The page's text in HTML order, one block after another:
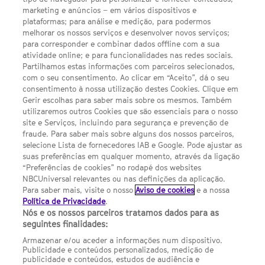
LINKS ÚTEIS
Escolhas de Anúncios
Política de privacidade
Termos E Condições
FILMES
UMA DIVISÃO DA NBCUNIVERSAL
Contact us by email: contact.SYFYPortugal@ncbuni.com
NBC Universal Global Networks España S.L.U. is wholly owned
by Universal Studios International BV
NBC Universal Global Networks, S.L.U. Paseo de la Castellana,
95. Planta 10 Edificio Torre Europa 28046 Madrid B-82227893
marketing e anúncios – em vários dispositivos e
plataformas; para análise e medição, para podermos
melhorar os nossos serviços e desenvolver novos serviços;
para corresponder e combinar dados offline com a sua
atividade online; e para funcionalidades nas redes sociais.
Partilhamos estas informações com parceiros selecionados,
com o seu consentimento. Ao clicar em “Aceito”, dá o seu
consentimento à nossa utilização destes Cookies. Clique em
Gerir escolhas para saber mais sobre os mesmos. Também
utilizaremos outros Cookies que são essenciais para o nosso
site e Serviços, incluindo para segurança e prevenção de
fraude. Para saber mais sobre alguns dos nossos parceiros,
selecione Lista de fornecedores IAB e Google. Pode ajustar as
suas preferências em qualquer momento, através da ligação
“Preferências de cookies” no rodapé dos websites
NBCUniversal relevantes ou nas definições da aplicação.
Para saber mais, visite o nossoAviso de cookies e a nossa
Política de Privacidade.
Nós e os nossos parceiros tratamos dados para as
seguintes finalidades:
Armazenar e/ou aceder a informações num dispositivo.
Publicidade e conteúdos personalizados, medição de
publicidade e conteúdos, estudos de audiência e